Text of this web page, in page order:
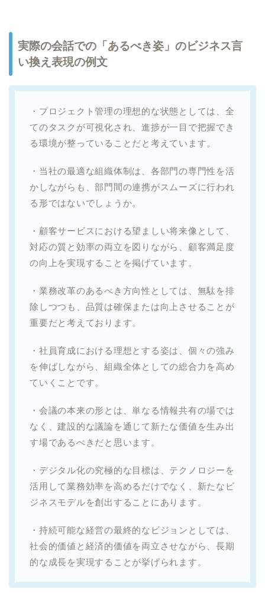
実際の会話での「あるべき姿」のビジネス言
い換え表現の例文
・プロジェクト管理の理想的な状態としては、全
てのタスクが可視化され、進捗が一目で把握でき
る環境が整っていることだと考えています。
・当社の最適な組織体制は、各部門の専門性を活
かしながらも、部門間の連携がスムーズに行われ
る形ではないでしょうか。
・顧客サービスにおける望ましい将来像として、
対応の質と効率の両立を図りながら、顧客満足度
の向上を実現することを掲げています。
・業務改革のあるべき方向性としては、無駄を排
除しつつも、品質は確保または向上させることが
重要だと考えております。
・社員育成における理想とする姿は、個々の強み
を伸ばしながら、組織全体としての総合力を高め
ていくことです。
・会議の本来の形とは、単なる情報共有の場では
なく、建設的な議論を通じて新たな価値を生み出
す場であるべきだと思います。
・デジタル化の究極的な目標は、テクノロジーを
活用して業務効率を高めるだけでなく、新たなビ
ジネスモデルを創出することにあります。
・持続可能な経営の最終的なビジョンとしては、
社会的価値と経済的価値を両立させながら、長期
的な成長を実現することが挙げられます。